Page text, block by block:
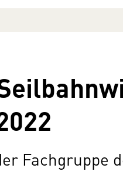
Fachgruppe